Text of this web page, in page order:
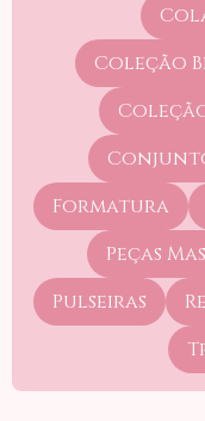
Coleção
Formatura
Peças
Pulseiras